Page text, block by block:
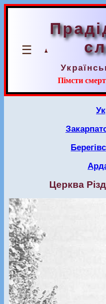
☰
Пімсти
Церква